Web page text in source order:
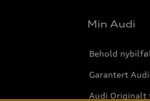
Min Audi
Behold
Garantert
Audi Originalt